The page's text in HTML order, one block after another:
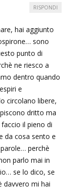
hai aggiunto
sono
punto di
ne riesco a
dentro quando
e
circolano libere,
dritto ma
il pieno di
da cosa sento e
perchè
parlo mai in
se lo dico, se
davvero mi hai
RISPONDI